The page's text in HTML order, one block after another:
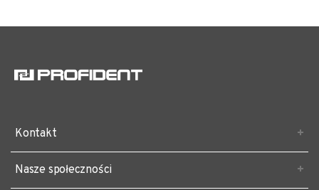
Kontakt
+48 41 341 72 40
Nasze społeczności